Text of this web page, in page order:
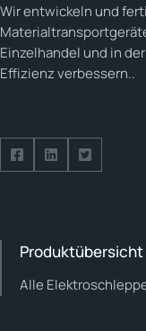
Wir entwickeln und
Einzelhandel und in
Effizienz verbessern..
Follow us on
Follow us on
Follow
Produktübersicht
Alle